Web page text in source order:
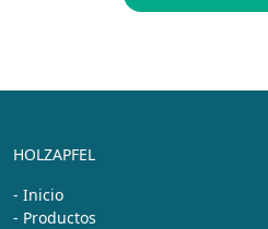
HOLZAPFEL
- Inicio
- Productos